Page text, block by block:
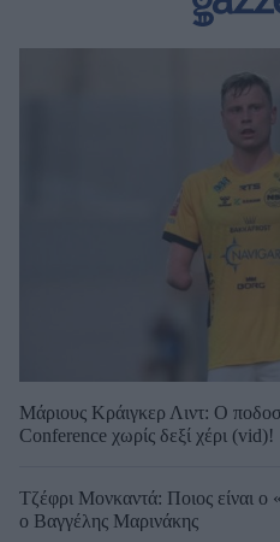
Μάριους Κράιγκερ Λιντ: Ο
Conference χωρίς δεξί χέρι (vid)!
Τζέφρι Μονκαντά: Ποιος είναι ο
ο Βαγγέλης Μαρινάκης